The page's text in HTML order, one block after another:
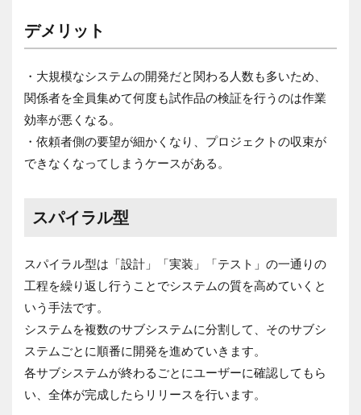
デメリット
・大規模なシステムの開発だと関わる人数も多いため、
関係者を全員集めて何度も試作品の検証を行うのは作業
効率が悪くなる。
・依頼者側の要望が細かくなり、プロジェクトの収束が
できなくなってしまうケースがある。
スパイラル型
スパイラル型は「設計」「実装」「テスト」の一通りの
工程を繰り返し行うことでシステムの質を高めていくと
いう手法です。
システムを複数のサブシステムに分割して、そのサブシ
ステムごとに順番に開発を進めていきます。
各サブシステムが終わるごとにユーザーに確認してもら
い、全体が完成したらリリースを行います。